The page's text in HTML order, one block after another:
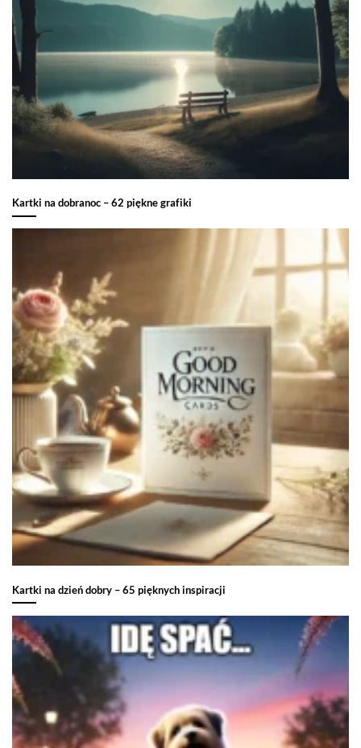
Kartki na dobranoc – 62 piękne grafiki
Kartki na dzień dobry – 65 pięknych inspiracji